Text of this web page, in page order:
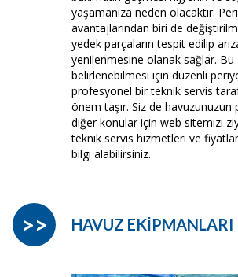
yaşamanıza neden olacaktır.
avantajlarından biri de
yedek parçaların tespit edilip
yenilenmesine olanak sağlar. Bu
belirlenebilmesi için düzenli
profesyonel bir teknik servis
önem taşır. Siz de havuzunuzun
diğer konular için web sitemizi
teknik servis hizmetleri ve
bilgi alabilirsiniz.
HAVUZ EKİPMANLARI
>>